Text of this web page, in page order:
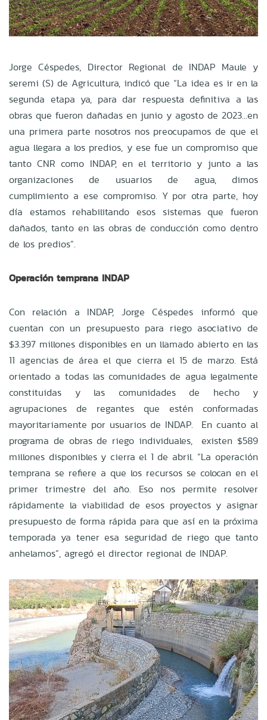
Jorge Céspedes, Director Regional de INDAP Maule y
seremi (S) de Agricultura, indicó que “La idea es ir en la
segunda etapa ya, para dar respuesta definitiva a las
obras que fueron dañadas en junio y agosto de 2023…en
una primera parte nosotros nos preocupamos de que el
agua llegara a los predios, y ese fue un compromiso que
tanto CNR como INDAP, en el territorio y junto a las
organizaciones de usuarios de agua, dimos
cumplimiento a ese compromiso. Y por otra parte, hoy
día estamos rehabilitando esos sistemas que fueron
dañados, tanto en las obras de conducción como dentro
de los predios”.
Operación temprana INDAP
Con relación a INDAP, Jorge Céspedes informó que
cuentan con un presupuesto para riego asociativo de
$3.397 millones disponibles en un llamado abierto en las
11 agencias de área el que cierra el 15 de marzo. Está
orientado a todas las comunidades de agua legalmente
constituidas y las comunidades de hecho y
agrupaciones de regantes que estén conformadas
mayoritariamente por usuarios de INDAP. En cuanto al
programa de obras de riego individuales, existen $589
millones disponibles y cierra el 1 de abril. “La operación
temprana se refiere a que los recursos se colocan en el
primer trimestre del año. Eso nos permite resolver
rápidamente la viabilidad de esos proyectos y asignar
presupuesto de forma rápida para que así en la próxima
temporada ya tener esa seguridad de riego que tanto
anhelamos”, agregó el director regional de INDAP.